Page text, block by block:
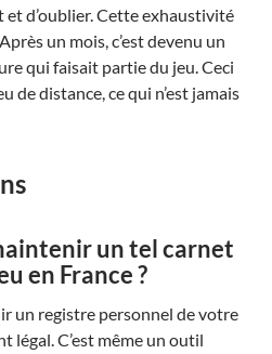
et d’oublier. Cette exhaustivité
un mois, c’est devenu un
qui faisait partie du jeu. Ceci
de distance, ce qui n’est jamais
un tel carnet
en France ?
un registre personnel de votre
légal. C’est même un outil